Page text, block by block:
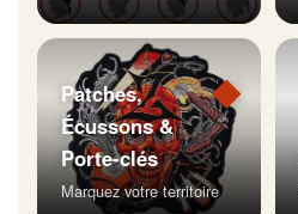
◆
Patches,
Écussons &
Porte-clés
Marquez votre territoire